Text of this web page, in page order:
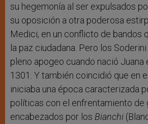
su hegemonía al ser expulsados
su oposición a otra poderosa
Medici, en un conflicto de bandos
la paz ciudadana. Pero los
pleno apogeo cuando nació Juana
1301. Y también coincidió que en
iniciaba una época caracterizada
políticas con el enfrentamiento de
encabezados por los Bianchi